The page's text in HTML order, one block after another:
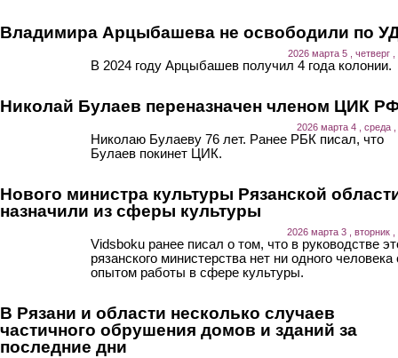
Владимира Арцыбашева не освободили по
2026 марта 5 , четверг ,
В 2024 году Арцыбашев получил 4 года колонии.
Николай Булаев переназначен членом ЦИК
2026 марта 4 , среда ,
Николаю Булаеву 76 лет. Ранее РБК писал, что
Булаев покинет ЦИК.
Нового министра культуры Рязанской
назначили из сферы культуры
2026 марта 3 , вторник ,
Vidsboku ранее писал о том, что в руководстве
рязанского министерства нет ни одного человека
опытом работы в сфере культуры.
В Рязани и области несколько случаев
частичного обрушения домов и зданий за
последние дни